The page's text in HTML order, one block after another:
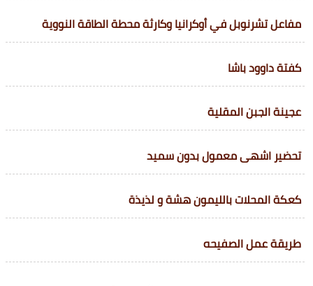
مفاعل تشرنوبل في أوكرانيا وكارثة محطة الطاقة النووية
كفتة داوود باشا
عجينة الجبن المقلية
تحضير اشهى معمول بدون سميد
كعكة المحلات بالليمون هشة و لذيذة
طريقة عمل الصفيحه